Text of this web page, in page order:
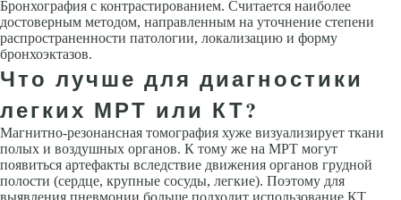
Бронхография с контрастированием. Считается наиболее
достоверным методом, направленным на уточнение степени
распространенности патологии, локализацию и форму
бронхоэктазов.
Что лучше для диагностики
легких МРТ или КТ?
Магнитно-резонансная томография хуже визуализирует ткани
полых и воздушных органов. К тому же на МРТ могут
появиться артефакты вследствие движения органов грудной
полости (сердце, крупные сосуды, легкие). Поэтому для
выявления пневмонии больше подходит использование КТ.